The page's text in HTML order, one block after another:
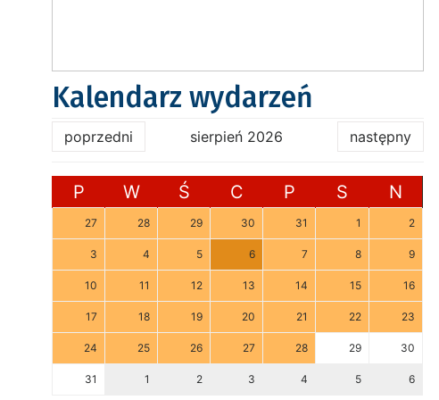
Kalendarz wydarzeń
poprzedni sierpień 2026 następny
P W Ś C P S N
27 28 29 30 31 1 2
3 4 5 6 7 8 9
10 11 12 13 14 15 16
17 18 19 20 21 22 23
24 25 26 27 28 29 30
31 1 2 3 4 5 6